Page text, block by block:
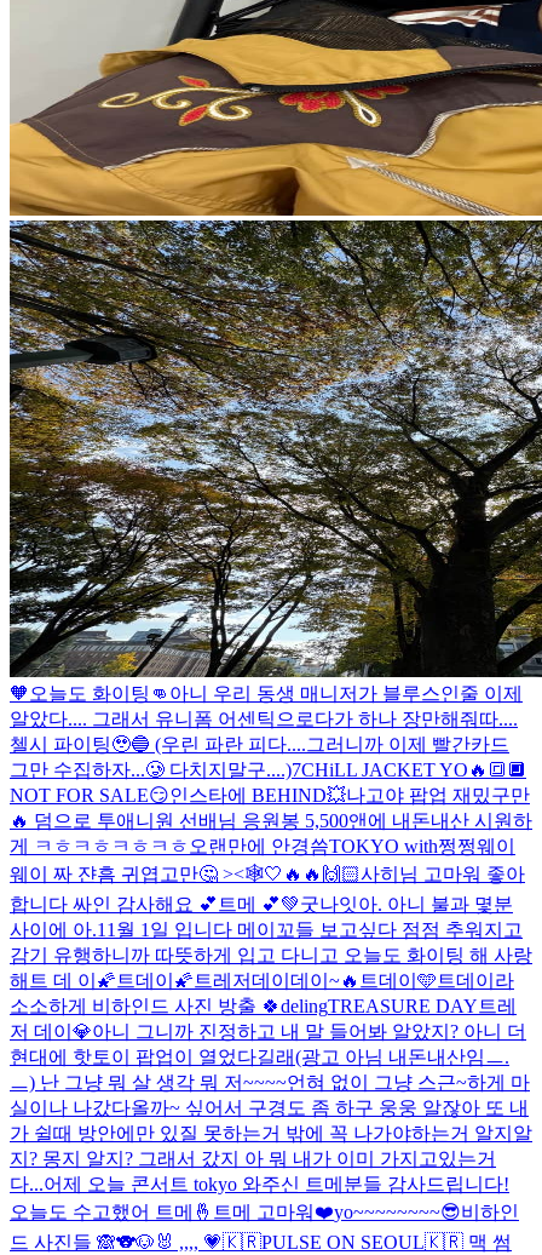
🧡 오늘도 화이팅👊 아니 우리 동생 매니저가 블루스인줄 이제
알았다.... 그래서 유니폼 어센틱으로다가 하나 장만해줘따....
첼시 파이팅🥹🔵 (우린 파란 피다....그러니까 이제 빨간카드
그만 수집하자...🥲 다치지말구....)7CHiLL JACKET YO🔥🔳🔲
NOT FOR SALE😏인스타에 BEHIND💥나고야 팝업 재밌구만
🔥 덤으로 투애니원 선배님 응원봉 5,500앤에 내돈내산 시원하
게 ㅋㅎㅋㅎㅋㅎㅋㅎ 오랜만에 안경씀TOKYO with쩡쩡웨이
웨이 짜 쟌흠 귀엽고만🤔 ><🕸️🤍 🔥🔥 🙌🏻사히님 고마워 좋아
합니다 싸인 감사해요 💕 트메 💕💚굿나잇아. 아니 불과 몇분
사이에 아.11월 1일 입니다 메이꼬들 보고싶다 점점 추워지고
감기 유행하니까 따뜻하게 입고 다니고 오늘도 화이팅 해 사랑
해 트 데 이 🌠트데이🌠 트레저데이데이~🔥 트데이🩵 트데이라
소소하게 비하인드 사진 방출 🍀delingTREASURE DAY 트레
저 데이💎아니 그니까 진정하고 내 말 들어봐 알았지? 아니 더
현대에 핫토이 팝업이 열었다길래(광고 아님 내돈내산임ㅡ.
ㅡ) 난 그냥 뭐 살 생각 뭐 저~~~~언혀 없이 그냥 스근~하게 마
실이나 나갔다올까~ 싶어서 구경도 좀 하구 웅웅 알잖아 또 내
가 쉴때 방안에만 있질 못하는거 밖에 꼭 나가야하는거 알지알
지? 몽지 알지? 그래서 갔지 아 뭐 내가 이미 가지고있는거
다...어제 오늘 콘서트 tokyo 와주신 트메분들 감사드립니다!
오늘도 수고했어 트메🤞 트메 고마워❤️yo~~~~~~~~😎비하인
드 사진들 🙈🐨🐶🐰 ,,,, 💗🇰🇷PULSE ON SEOUL🇰🇷 맥 썸